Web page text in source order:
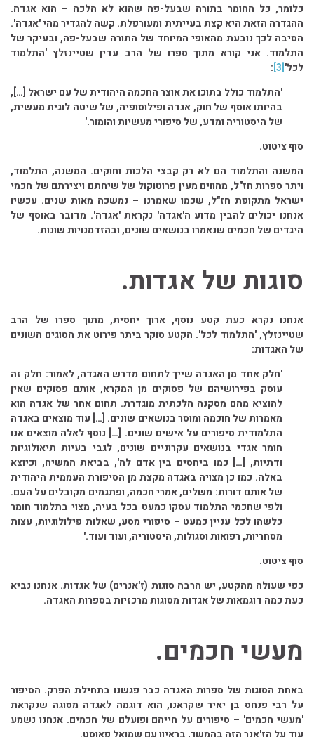
כלומר, כל החומר בתורה שבעל-פה שהוא לא הלכה – הוא אגדה.
ההגדרה הזאת היא קצת בעייתית ומעורפלת. קשה להגדיר מהי 'אגדה'.
הסיבה לכך נובעת מהאופי המיוחד של התורה שבעל-פה, ובעיקר של
התלמוד. אני קורא מתוך ספרו של הרב עדין שטיינזלץ 'התלמוד
לכל'[3]
:
'התלמוד כולל בתוכו את אוצר החכמה היהודית של עם ישראל […],
בהיותו אוסף של חוק, אגדה ופילוסופיה, של שיטה לוגית מעשית,
של היסטוריה ומדע, של סיפורי מעשיות והומור.'
סוף ציטוט.
המשנה והתלמוד הם לא רק קבצי הלכות וחוקים. המשנה, התלמוד,
ויתר ספרות חז"ל, מהווים מעין פרוטוקול של שיחתם ויצירתם של חכמי
ישראל מתקופת חז"ל, שכמו שאמרנו – נמשכה מאות שנים. עכשיו
אנחנו יכולים להבין מדוע ה'אגדה' נקראת 'אגדה'. מדובר באוסף של
היגדים של חכמים שנאמרו בנושאים שונים, ובהזדמנויות שונות.
סוגות של אגדות.
אנחנו נקרא כעת קטע נוסף, ארוך יחסית, מתוך ספרו של הרב
שטיינזלץ, 'התלמוד לכל'. הקטע סוקר ביתר פירוט את הסוגים השונים
של האגדות:
'חלק אחד מן האגדה שייך לתחום מדרש האגדה, לאמור: חלק זה
עוסק בפירושיהם של פסוקים מן המקרא, אותם פסוקים שאין
להוציא מהם מסקנה הלכתית מוגדרת. תחום אחר של אגדה הוא
מאמרות של חוכמה ומוסר בנושאים שונים. […] עוד מוצאים באגדה
התלמודית סיפורים על אישים שונים. […] נוסף לאלה מוצאים אנו
חומר אגדי בנושאים עקרוניים שונים, לגבי בעיות תיאולוגיות
ודתיות, […] כמו ביחסים בין אדם לה', בביאת המשיח, וכיוצא
באלה. כמו כן מצויה באגדה מקצת מן הסיפורת העממית היהודית
של אותם דורות: משלים, אמרי חכמה, ופתגמים מקובלים על העם.
ולפי שחכמי התלמוד עסקו כמעט בכל בעיה, מצוי בתלמוד חומר
כלשהו לכל עניין כמעט – סיפורי מסע, שאלות פילולוגיות, עצות
מסחריות, רפואות וסגולות, היסטוריה, ועוד ועוד.'
סוף ציטוט.
כפי שעולה מהקטע, יש הרבה סוגות (ז'אנרים) של אגדות. אנחנו נביא
כעת כמה דוגמאות של אגדות מסוגות מרכזיות בספרות האגדה.
מעשי חכמים.
באחת הסוגות של ספרות האגדה כבר פגשנו בתחילת הפרק. הסיפור
על רבי פנחס בן יאיר שקראנו, הוא דוגמה לאגדה מסוגה שנקראת
'מעשי חכמים' – סיפורים על חייהם ופועלם של חכמים. אנחנו נשמע